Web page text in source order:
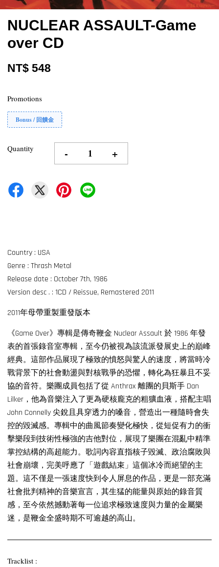
NUCLEAR ASSAULT-Game
over CD
NT$ 548
Promotions
Bonus / 回饋金
Quantity - +
Country : USA
Genre : Thrash Metal
Release date : October 7th, 1986
Version desc . : 1CD / Reissue, Remastered 2011
2011年母帶重製重發版本
《Game Over》專輯是傳奇鞭金 Nuclear Assault 於 1986 年發
表的首張錄音室專輯，至今仍被視為該流派發展史上的巔峰
經典。這部作品展現了極致的憤怒與驚人的速度，將當時冷
戰背景下的社會動盪與對核戰爭的恐懼，轉化為狂暴且不妥
協的音符。樂團成員包括了從 Anthrax 離團的貝斯手 Dan
Lilker，他為音樂注入了更為硬核龐克的粗獷血液，搭配主唱
John Connelly 尖銳且具穿透力的嗓音，營造出一種隨時會失
控的毀滅感。專輯中的曲風節奏變化極快，從短促有力的衝
擊樂段到技術性極強的吉他對位，展現了樂團在混亂中精準
掌控結構的高超能力。歌詞內容直指核子毀滅、政治腐敗與
社會崩壞，完美呼應了「遊戲結束」這個冰冷而絕望的主
題。這不僅是一張速度快到令人屏息的作品，更是一部充滿
社會批判精神的音樂宣言，其生猛的能量與原始的錄音質
感，至今依然撼動著每一位追求極致速度與力量的金屬樂
迷，是鞭金全盛時期不可逾越的高山。
Tracklist :